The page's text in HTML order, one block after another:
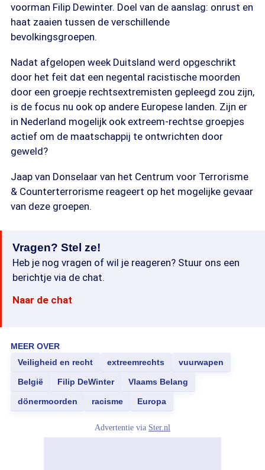
voorman Filip Dewinter. Doel van de aanslag: onrust en
haat zaaien tussen de verschillende
bevolkingsgroepen.
Nadat afgelopen week Duitsland werd opgeschrikt
door het feit dat een negental racistische moorden
door een groepje rechtsextremisten gepleegd zou zijn,
is de focus nu ook op andere Europese landen. Zijn er
in Nederland mogelijk ook extreem-rechtse groepjes
actief om de maatschappij te ontwrichten door
geweld?
Jaap van Donselaar van het Centrum voor Terrorisme
& Counterterrorisme reageert op het mogelijke gevaar
van deze groepen.
Vragen? Stel ze!
Heb je nog vragen of wil je reageren? Stuur ons een
berichtje via de chat.
Naar de chat
MEER OVER
Veiligheid en recht
extreemrechts vuurwapen
België Filip DeWinter Vlaams Belang
dönermoorden racisme Europa
Advertentie via Ster.nl